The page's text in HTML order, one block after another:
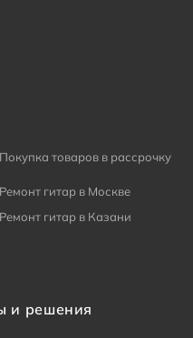
Покупка товаров в рассрочку
Ремонт гитар в Москве
Ремонт гитар в Казани
и решения